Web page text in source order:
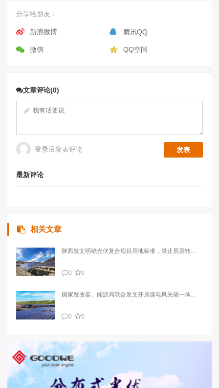
分享给朋友：
新浪微博 腾讯QQ
微信 QQ空间
文章评论(0)
登录后发表评论
最新评论
相关文章
陕西发文明确光伏复合项目用地标准，禁止层层转...
0 0
国家发改委、能源局联合发文开展煤电风光储一体...
0 0